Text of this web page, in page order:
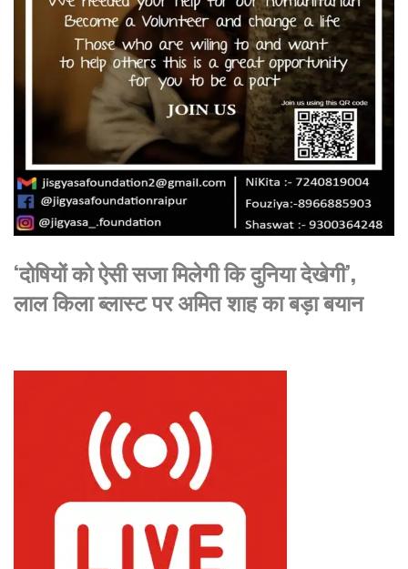
‘दोषियों को ऐसी सजा मिलेगी कि दुनिया देखेगी’,
लाल किला ब्लास्ट पर अमित शाह का बड़ा बयान